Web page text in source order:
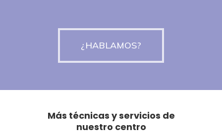
¿HABLAMOS?
Más técnicas y servicios de
nuestro centro